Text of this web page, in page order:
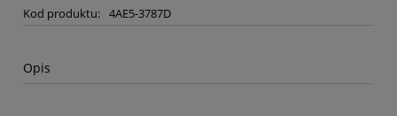
Kod produktu: 4AE5-3787D
Opis